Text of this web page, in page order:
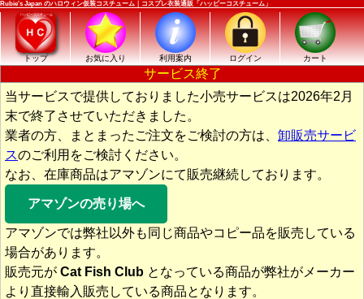
Rubie's Japan のハロウィン仮装コスチューム｜コスプレ衣装通販「ハッピーコスチューム」
トップ お気に入り 利用案内 ログイン カート
サービス終了
当サービスで提供しておりました小売サービスは2026年2月
末で終了させていただきました。
業者の方、まとまったご注文をご検討の方は、 卸販売サービ
スのご利用をご検討ください。
なお、在庫商品はアマゾンにて販売継続しております。
アマゾンの売り場へ
アマゾンでは弊社以外も同じ商品やコピー品を販売している
場合があります。
販売元が Cat Fish Club となっている商品が弊社がメーカー
より直接輸入販売している商品となります。